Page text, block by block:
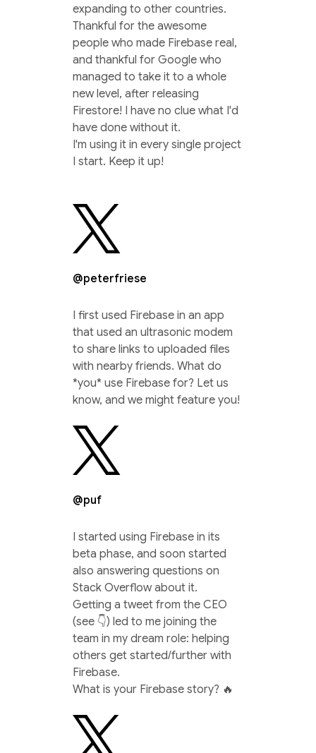
expanding to other countries.
Thankful for the awesome
people who made Firebase real,
and thankful for Google who
managed to take it to a whole
new level, after releasing
Firestore! I have no clue what I'd
have done without it.
I'm using it in every single project
I start. Keep it up!
@peterfriese
I first used Firebase in an app
that used an ultrasonic modem
to share links to uploaded files
with nearby friends. What do
*you* use Firebase for? Let us
know, and we might feature you!
@puf
I started using Firebase in its
beta phase, and soon started
also answering questions on
Stack Overflow about it.
Getting a tweet from the CEO
(see 👇) led to me joining the
team in my dream role: helping
others get started/further with
Firebase.
What is your Firebase story? 🔥